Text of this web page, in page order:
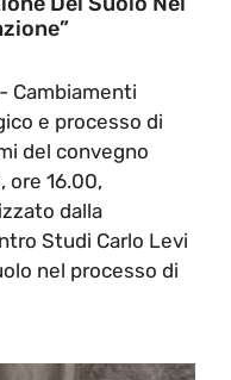
- Cambiamenti
e processo di
del convegno
ore 16.00,
dalla
Studi Carlo Levi
nel processo di